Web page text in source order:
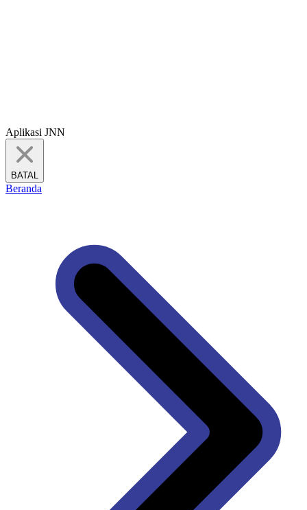
Aplikasi JNN
BATAL
Beranda